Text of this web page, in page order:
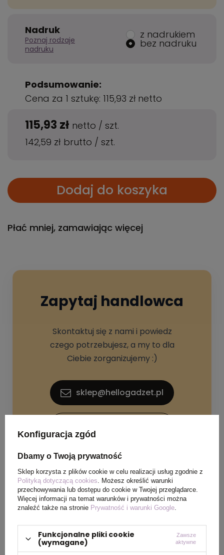
Nadruk
Poznaj rodzaje
nadruku
z nadrukiem
bez nadruku
Podsumowanie:
Cena za 1 sztukę: 115,93 zł netto
115,93 zł netto / szt.
142,59 zł brutto / szt.
Dodaj do koszyka
Płać mniej, zamawiając więcej
Zapytaj handlowca
Skontaktuj się z nami i powiedz
czego potrzebujesz, a my to dla
Ciebie zorganizujemy :)
sklep@hellogadzet.pl
SPECYFIKACJA PRODUKTU
Materiał Bambus
Konfiguracja zgód
Dbamy o Twoją prywatność
Sklep korzysta z plików cookie w celu realizacji usług zgodnie z
Polityką dotyczącą cookies. Możesz określić warunki
przechowywania lub dostępu do cookie w Twojej przeglądarce.
Więcej informacji na temat warunków i prywatności można
znaleźć także na stronie Prywatność i warunki Google.
Funkcjonalne pliki cookie
(wymagane)
Zawsze
aktywne